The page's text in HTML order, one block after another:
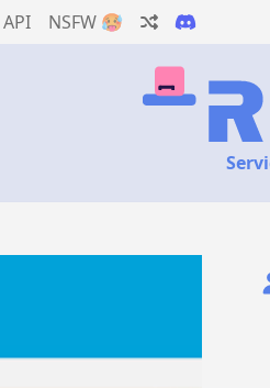
API NSFW 🥵